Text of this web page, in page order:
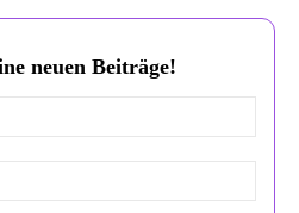
neuen Beiträge!